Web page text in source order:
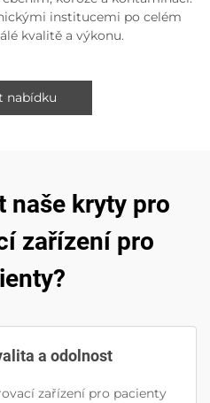
institucemi po celém
kvalitě a výkonu.
nabídku
naše kryty pro
zařízení pro
a odolnost
zařízení pro pacienty